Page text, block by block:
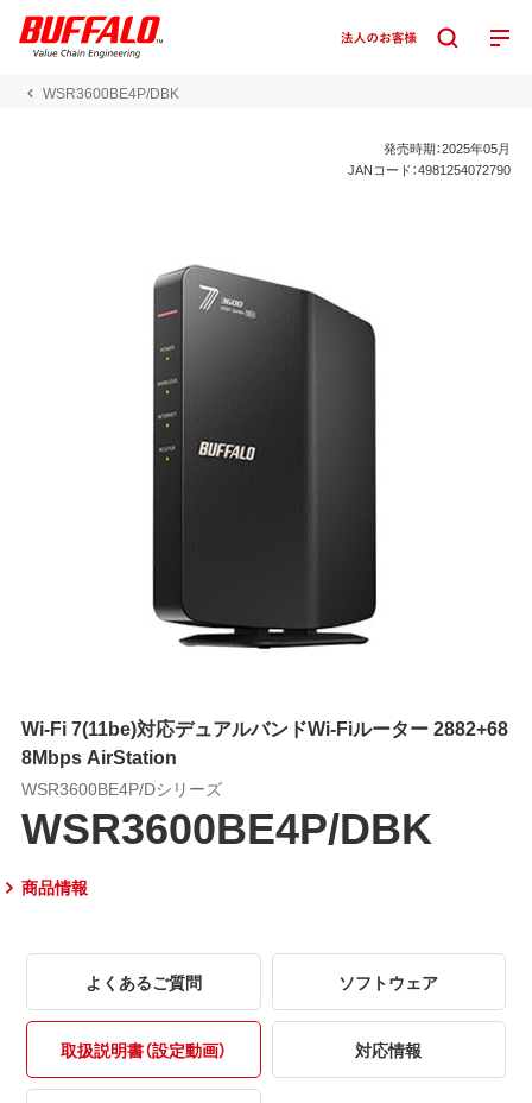
WSR3600BE4P/DBK
発売時期：2025年05月
JANコード：4981254072790
Wi-Fi 7(11be)対応デュアルバンドWi-Fiルーター 2882+68
8Mbps AirStation
WSR3600BE4P/Dシリーズ
WSR3600BE4P/DBK
商品情報
よくあるご質問 ソフトウェア
取扱説明書（設定動画） 対応情報